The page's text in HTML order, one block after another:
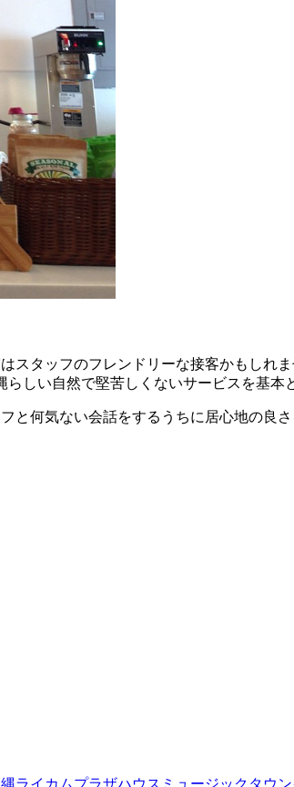
スタッフのフレンドリーな接客かもしれ
しい自然で堅苦しくないサービスを基本
何気ない会話をするうちに居心地の良
ライカムプラザハウス ミュージックタウン